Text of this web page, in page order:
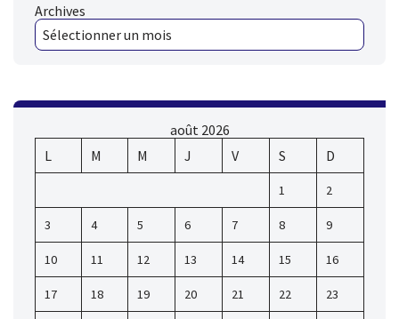
Archives
août 2026
L
M M J V S D
1 2
3 4 5 6 7 8 9
10 11 12 13 14 15 16
17 18 19 20 21 22 23